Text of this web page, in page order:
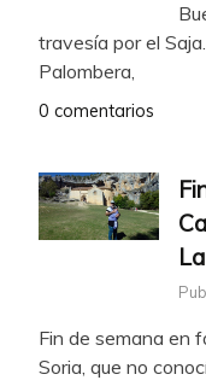
travesía por el
Palombera,
0 comentarios
Fin de semana en
Soria, que no